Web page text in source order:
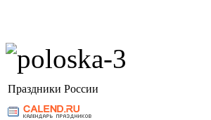
Праздники России